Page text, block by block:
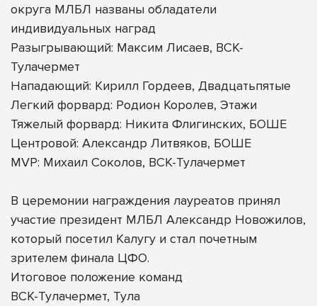
округа МЛБЛ названы обладатели
индивидуальных наград
Разыгрывающий: Максим Лисаев, ВСК-
Тулачермет
Нападающий: Кирилл Гордеев, Двадцатьпятые
Легкий форвард: Родион Королев, Этажи
Тяжелый форвард: Никита Флигинских, БОШЕ
Центровой: Александр Литвяков, БОШЕ
MVP: Михаил Соколов, ВСК-Тулачермет
В церемонии награждения лауреатов принял
участие президент МЛБЛ Александр Новожилов,
который посетил Калугу и стал почетным
зрителем финала ЦФО.
Итоговое положение команд
ВСК-Тулачермет, Тула